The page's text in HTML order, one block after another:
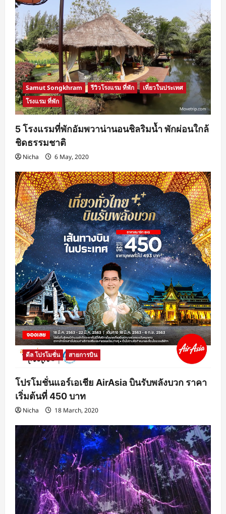
Samut Songkhram รีวิวโรงแรม ที่พัก
เที่ยวในประเทศ
โรงแรม ที่พัก
5 โรงแรมที่พักอัมพวาน่านอนชิลริมน้ำ พักผ่อนใกล้
ชิดธรรมชาติ
Nicha 6 May, 2020
ดีล โปรโมชั่น สายการบิน
โปรโมชั่นแอร์เอเชีย AirAsia บินรับพลังบวก ราคา
เริ่มต้นที่ 450 บาท
Nicha 18 March, 2020